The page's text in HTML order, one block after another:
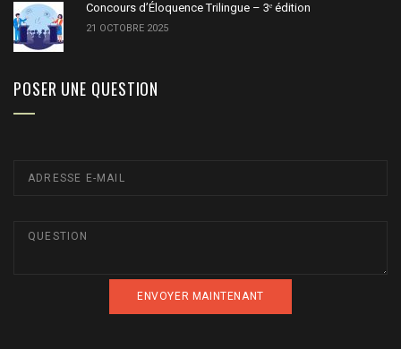
Concours d’Éloquence Trilingue – 3ᵉ édition
21 OCTOBRE 2025
POSER UNE QUESTION